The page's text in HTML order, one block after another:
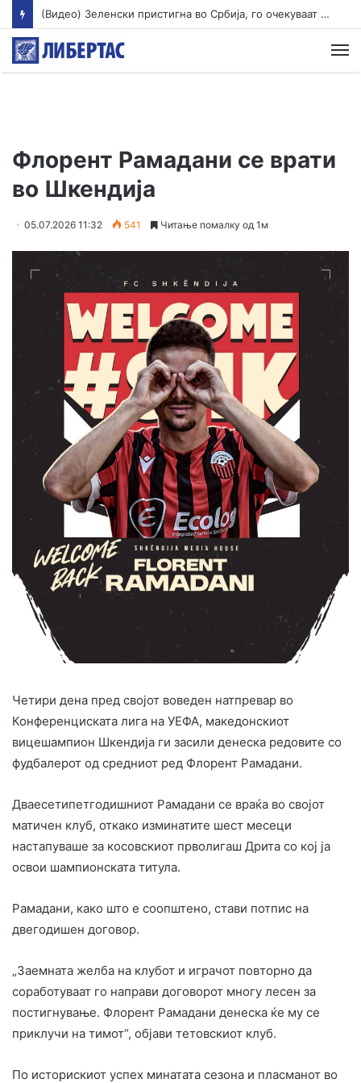
(Видео) Зеленски пристигна во Србија, го очекуваат разговори со Вучиќ
Флорент Рамадани се врати
во Шкендија
05.07.2026 11:32 541 Читање помалку од 1м
Четири дена пред својот воведен натпревар во
Конференциската лига на УЕФА, македонскиот
вицешампион Шкендија ги засили денеска редовите со
фудбалерот од средниот ред Флорент Рамадани.
Дваесетипетгодишниот Рамадани се враќа во својот
матичен клуб, откако изминатите шест месеци
настапуваше за косовскиот прволигаш Дрита со кој ја
освои шампионската титула.
Рамадани, како што е соопштено, стави потпис на
двегодишен договор.
„Заемната желба на клубот и играчот повторно да
соработуваат го направи договорот многу лесен за
постигнување. Флорент Рамадани денеска ќе му се
приклучи на тимот“, објави тетовскиот клуб.
По историскиот успех минатата сезона и пласманот во